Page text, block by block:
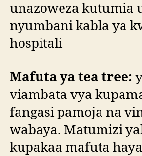
unazoweza kutumia
nyumbani kabla ya
hospitali
Mafuta ya tea tree:
viambata vya
fangasi pamoja na
wabaya. Matumizi
kupakaa mafuta